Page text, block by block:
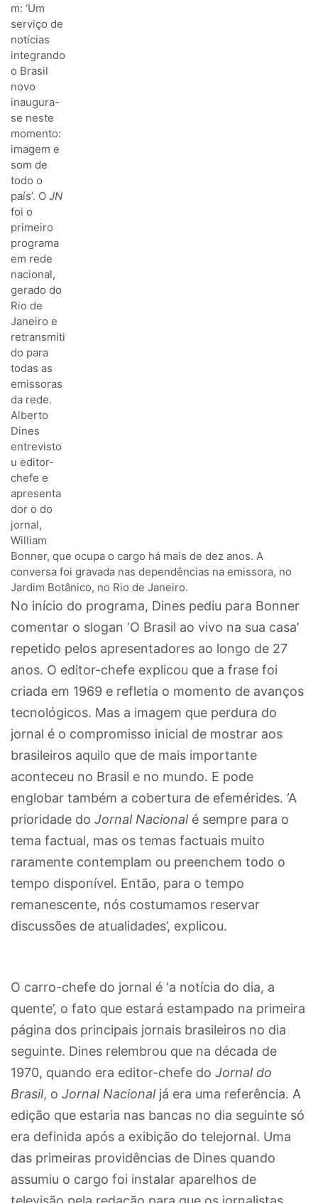
m: ‘Um
serviço de
notícias
integrando
o Brasil
novo
inaugura-
se neste
momento:
imagem e
som de
todo o
país’. O JN
foi o
primeiro
programa
em rede
nacional,
gerado do
Rio de
Janeiro e
retransmiti
do para
todas as
emissoras
da rede.
Alberto
Dines
entrevisto
u editor-
chefe e
apresenta
dor o do
jornal,
William
Bonner, que ocupa o cargo há mais de dez anos. A
conversa foi gravada nas dependências na emissora, no
Jardim Botânico, no Rio de Janeiro.
No início do programa, Dines pediu para Bonner
comentar o slogan ‘O Brasil ao vivo na sua casa’
repetido pelos apresentadores ao longo de 27
anos. O editor-chefe explicou que a frase foi
criada em 1969 e refletia o momento de avanços
tecnológicos. Mas a imagem que perdura do
jornal é o compromisso inicial de mostrar aos
brasileiros aquilo que de mais importante
aconteceu no Brasil e no mundo. E pode
englobar também a cobertura de efemérides. ‘A
prioridade do Jornal Nacional é sempre para o
tema factual, mas os temas factuais muito
raramente contemplam ou preenchem todo o
tempo disponível. Então, para o tempo
remanescente, nós costumamos reservar
discussões de atualidades’, explicou.
O carro-chefe do jornal é ‘a notícia do dia, a
quente’, o fato que estará estampado na primeira
página dos principais jornais brasileiros no dia
seguinte. Dines relembrou que na década de
1970, quando era editor-chefe do Jornal do
Brasil, o Jornal Nacional já era uma referência. A
edição que estaria nas bancas no dia seguinte só
era definida após a exibição do telejornal. Uma
das primeiras providências de Dines quando
assumiu o cargo foi instalar aparelhos de